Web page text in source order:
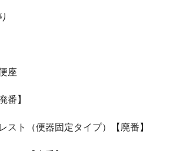
座
番】
スト（便器固定タイプ）【廃番】